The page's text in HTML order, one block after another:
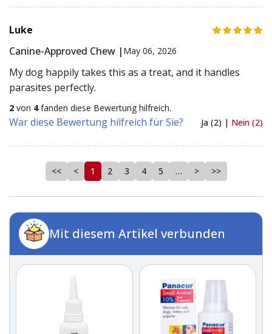
Luke
Canine-Approved Chew | May 06, 2026
My dog happily takes this as a treat, and it handles
parasites perfectly.
2 von 4fanden diese Bewertung hilfreich.
War diese Bewertung hilfreich für Sie? Ja (2) | Nein (2)
<< < 1 2 3 4 5 … > >>
Mit diesem Artikel verbunden